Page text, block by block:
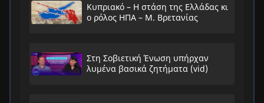
Κυπριακό – Η στάση της Ελλάδας κι
ο ρόλος ΗΠΑ – Μ. Βρετανίας
Στη Σοβιετική Ένωση υπήρχαν
λυμένα βασικά ζητήματα (vid)